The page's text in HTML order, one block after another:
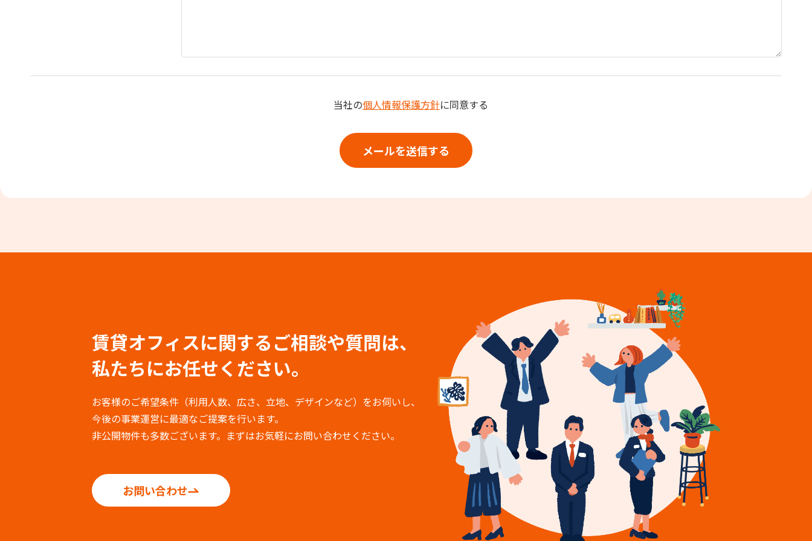
当社の個人情報保護方針に同意する
賃貸オフィスに関するご相談や質問は、
私たちにお任せください。
お客様のご希望条件（利用人数、広さ、立地、デザインなど）をお伺いし、
今後の事業運営に最適なご提案を行います。
非公開物件も多数ございます。まずはお気軽にお問い合わせください。
お問い合わせ